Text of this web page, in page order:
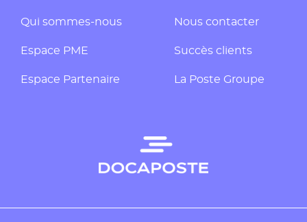
Qui sommes-nous
Espace PME
Espace Partenaire
Nous contacter
Succès clients
La Poste Groupe